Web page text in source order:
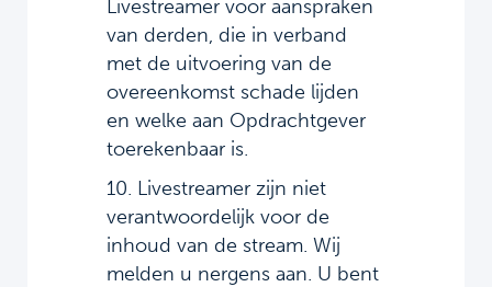
Livestreamer voor aanspraken
van derden, die in verband
met de uitvoering van de
overeenkomst schade lijden
en welke aan Opdrachtgever
toerekenbaar is.
10. Livestreamer zijn niet
verantwoordelijk voor de
inhoud van de stream. Wij
melden u nergens aan. U bent